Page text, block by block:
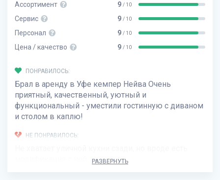
Ассортимент 9 / 10
Сервис 9 / 10
Персонал 9 / 10
Цена / качество 9 / 10
ПОНРАВИЛОСЬ:
Брал в аренду в Уфе кемпер Нейва Очень
приятный, качественный, уютный и
функциональный - уместили гостинную с диваном
и столом в каплю!
НЕ ПОНРАВИЛОСЬ:
РАЗВЕРНУТЬ